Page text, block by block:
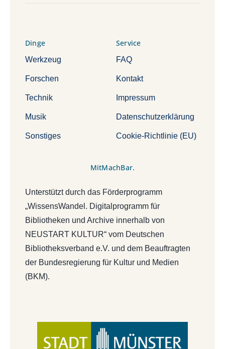
Dinge
Werkzeug
Forschen
Technik
Musik
Sonstiges
Service
FAQ
Kontakt
Impressum
Datenschutzerklärung
Cookie-Richtlinie (EU)
MitMachBar.
Unterstützt durch das Förderprogramm
„WissensWandel. Digitalprogramm für
Bibliotheken und Archive innerhalb von
NEUSTART KULTUR“ vom Deutschen
Bibliotheksverband e.V. und dem Beauftragten
der Bundesregierung für Kultur und Medien
(BKM).